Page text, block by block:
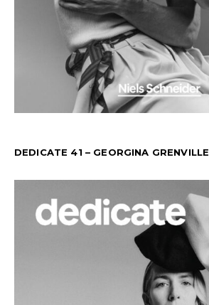
DEDICATE 41 – GEORGINA GRENVILLE